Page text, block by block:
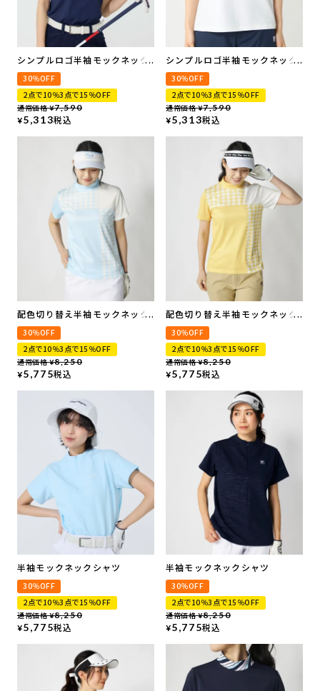
シンプルロゴ半袖モックネック
シャツ
30％OFF
2点で10％3点で15％OFF
通常価格 ¥7,590
¥5,313税込
シンプルロゴ半袖モックネック
シャツ
30％OFF
2点で10％3点で15％OFF
通常価格 ¥7,590
¥5,313税込
配色切り替え半袖モックネック
シャツ
30％OFF
2点で10％3点で15％OFF
通常価格 ¥8,250
¥5,775税込
配色切り替え半袖モックネック
シャツ
30％OFF
2点で10％3点で15％OFF
通常価格 ¥8,250
¥5,775税込
半袖モックネックシャツ
30％OFF
2点で10％3点で15％OFF
通常価格 ¥8,250
¥5,775税込
半袖モックネックシャツ
30％OFF
2点で10％3点で15％OFF
通常価格 ¥8,250
¥5,775税込